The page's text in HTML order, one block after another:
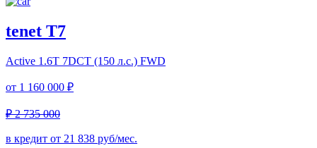
tenet T7
Active 1.6T 7DCT (150 л.с.) FWD
от 1 160 000 ₽
₽ 2 735 000
в кредит от 21 838 руб/мес.